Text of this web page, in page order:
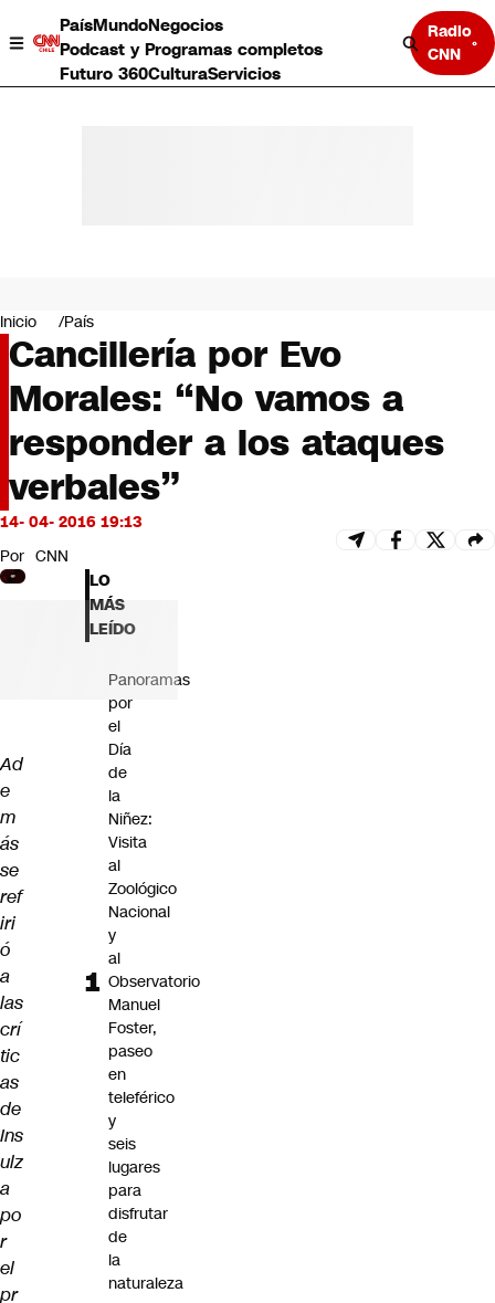
PaísMundoNegocios
Podcast y Programas completos
Futuro 360CulturaServicios
Radio
CNN
Negocios
Deportes
Programas completos
Cultura
Servicios
Bits
CNN Data
CNN tiempo
Futuro 360
Inicio País
Cancillería por Evo
Morales: “No vamos a
responder a los ataques
verbales”
14- 04- 2016 19:13
Por CNN
Ad
e
m
ás
se
ref
iri
ó
a
las
crí
tic
as
de
Ins
ulz
a
po
r
el
pr
LO
MÁS
LEÍDO
Panoramas
por
el
Día
de
la
Niñez:
Visita
al
Zoológico
Nacional
y
al
Observatorio
Manuel
Foster,
paseo
en
teleférico
y
seis
lugares
para
disfrutar
de
la
naturaleza